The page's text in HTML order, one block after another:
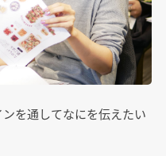
を通してなにを伝えたい